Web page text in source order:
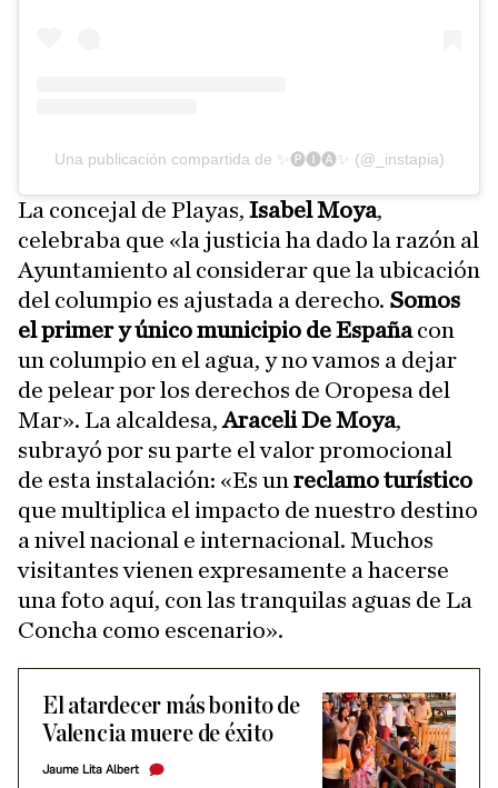
Una publicación compartida de ✨🅟🅘🅐✨ (@_instapia)
La concejal de Playas, Isabel Moya,
celebraba que «la justicia ha dado la razón al
Ayuntamiento al considerar que la ubicación
del columpio es ajustada a derecho. Somos
el primer y único municipio de Españacon
un columpio en el agua, y no vamos a dejar
de pelear por los derechos de Oropesa del
Mar». La alcaldesa,Araceli De Moya,
subrayó por su parte el valor promocional
de esta instalación: «Es unreclamo turístico
que multiplica el impacto de nuestro destino
a nivel nacional e internacional. Muchos
visitantes vienen expresamente a hacerse
una foto aquí, con las tranquilas aguas de La
Concha como escenario».
El atardecer más bonito de
Valencia muere de éxito
Jaume Lita Albert